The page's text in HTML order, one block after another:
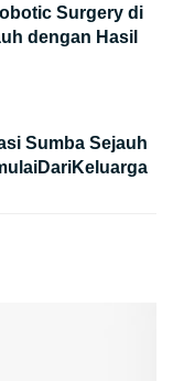
Surgery di
dengan Hasil
Sumba Sejauh